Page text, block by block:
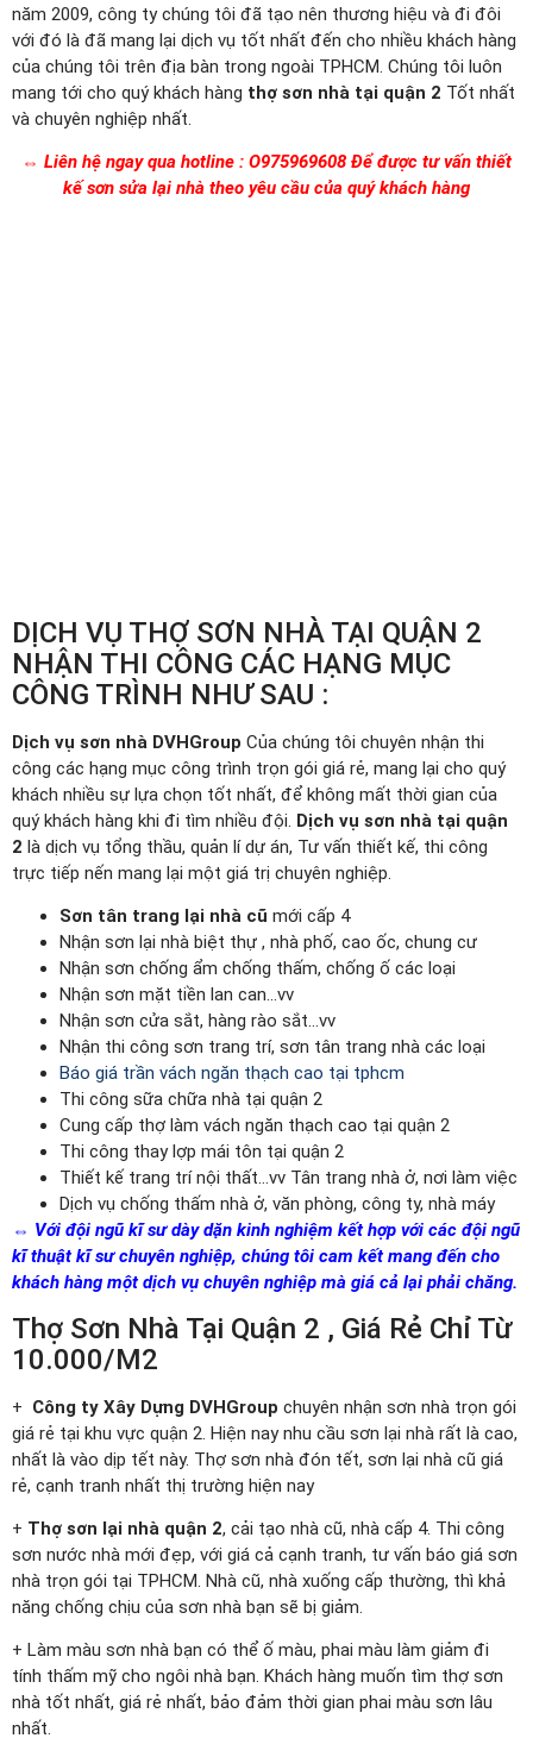
năm 2009, công ty chúng tôi đã tạo nên thương hiệu và đi đôi
với đó là đã mang lại dịch vụ tốt nhất đến cho nhiều khách hàng
của chúng tôi trên địa bàn trong ngoài TPHCM. Chúng tôi luôn
mang tới cho quý khách hàng thợ sơn nhà tại quận 2 Tốt nhất
và chuyên nghiệp nhất.
⇔ Liên hệ ngay qua hotline : O975969608 Để được tư vấn thiết
kế sơn sửa lại nhà theo yêu cầu của quý khách hàng
DỊCH VỤ THỢ SƠN NHÀ TẠI QUẬN 2
NHẬN THI CÔNG CÁC HẠNG MỤC
CÔNG TRÌNH NHƯ SAU :
Dịch vụ sơn nhà DVHGroup Của chúng tôi chuyên nhận thi
công các hạng mục công trình trọn gói giá rẻ, mang lại cho quý
khách nhiều sự lựa chọn tốt nhất, để không mất thời gian của
quý khách hàng khi đi tìm nhiều đội. Dịch vụ sơn nhà tại quận
2 là dịch vụ tổng thầu, quản lí dự án, Tư vấn thiết kế, thi công
trực tiếp nến mang lại một giá trị chuyên nghiệp.
Sơn tân trang lại nhà cũ mới cấp 4
Nhận sơn lại nhà biệt thự , nhà phố, cao ốc, chung cư
Nhận sơn chống ẩm chống thấm, chống ố các loại
Nhận sơn mặt tiền lan can…vv
Nhận sơn cửa sắt, hàng rào sắt…vv
Nhận thi công sơn trang trí, sơn tân trang nhà các loại
Báo giá trần vách ngăn thạch cao tại tphcm
Thi công sữa chữa nhà tại quận 2
Cung cấp thợ làm vách ngăn thạch cao tại quận 2
Thi công thay lợp mái tôn tại quận 2
Thiết kế trang trí nội thất…vv Tân trang nhà ở, nơi làm việc
Dịch vụ chống thấm nhà ở, văn phòng, công ty, nhà máy
⇔ Với đội ngũ kĩ sư dày dặn kinh nghiệm kết hợp với các đội ngũ
kĩ thuật kĩ sư chuyên nghiệp, chúng tôi cam kết mang đến cho
khách hàng một dịch vụ chuyên nghiệp mà giá cả lại phải chăng.
Thợ Sơn Nhà Tại Quận 2 , Giá Rẻ Chỉ Từ
10.000/M2
+ Công ty Xây Dựng DVHGroup chuyên nhận sơn nhà trọn gói
giá rẻ tại khu vực quận 2. Hiện nay nhu cầu sơn lại nhà rất là cao,
nhất là vào dịp tết này. Thợ sơn nhà đón tết, sơn lại nhà cũ giá
rẻ, cạnh tranh nhất thị trường hiện nay
+ Thợ sơn lại nhà quận 2, cải tạo nhà cũ, nhà cấp 4. Thi công
sơn nước nhà mới đẹp, với giá cả cạnh tranh, tư vấn báo giá sơn
nhà trọn gói tại TPHCM. Nhà cũ, nhà xuống cấp thường, thì khả
năng chống chịu của sơn nhà bạn sẽ bị giảm.
+ Làm màu sơn nhà bạn có thể ố màu, phai màu làm giảm đi
tính thấm mỹ cho ngôi nhà bạn. Khách hàng muốn tìm thợ sơn
nhà tốt nhất, giá rẻ nhất, bảo đảm thời gian phai màu sơn lâu
nhất.